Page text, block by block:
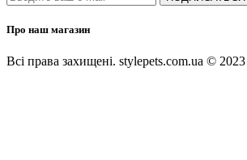
Про наш магазин
Всі права захищені. stylepets.com.ua © 2023